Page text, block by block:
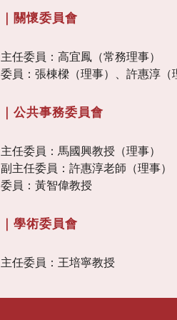
｜關懷委員會
主任委員：高宜鳳（常務理事）
委員：張棟樑（理事）、許惠淳（
｜公共事務委員會
主任委員：馬國興教授（理事）
副主任委員：許惠淳老師（理事）
委員：黃智偉教授
｜學術委員會
主任委員：王培寧教授